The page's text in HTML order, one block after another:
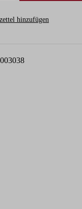
hinzufügen